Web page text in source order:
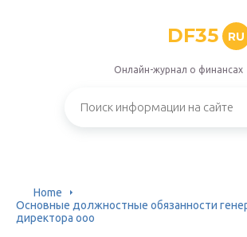
DF35 RU
Онлайн-журнал о финансах
Home
Основные должностные обязанности
директора ооо